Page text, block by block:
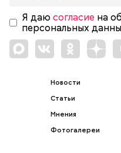
Я даю согласие на
персональных
Новости
Статьи
Мнения
Фотогалереи